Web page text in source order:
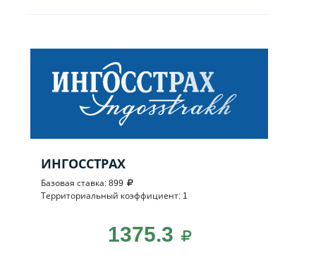
ИНГОССТРАХ
Базовая ставка: 899
Территориальный коэффициент: 1
1375.3